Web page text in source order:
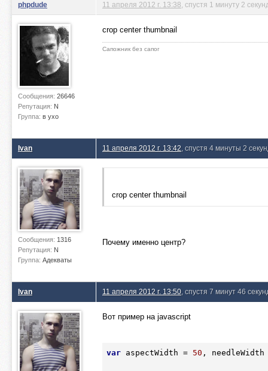
phpdude
Сообщения: 26646
Репутация: N
Группа: в ухо
11 апреля 2012 г. 13:38 , спустя 1 минуту 2
crop center thumbnail
Сапожник без сапог
Ivan
Сообщения: 1316
Репутация: N
Группа: Адекваты
11 апреля 2012 г. 13:42 , спустя 4 минуты 2
crop center thumbnail
Почему именно центр?
Ivan 11 апреля 2012 г. 13:50 , спустя 7 минут 46
Вот пример на javascript
var aspectWidth = 50 ,